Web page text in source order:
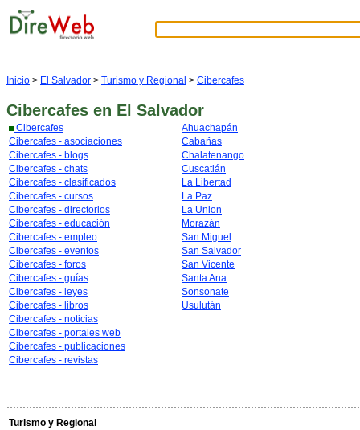
Inicio > El Salvador > Turismo y Regional > Cibercafes
Cibercafes en El Salvador
Cibercafes
Cibercafes - asociaciones
Cibercafes - blogs
Cibercafes - chats
Cibercafes - clasificados
Cibercafes - cursos
Cibercafes - directorios
Cibercafes - educación
Cibercafes - empleo
Cibercafes - eventos
Cibercafes - foros
Cibercafes - guías
Cibercafes - leyes
Cibercafes - libros
Cibercafes - noticias
Cibercafes - portales web
Cibercafes - publicaciones
Cibercafes - revistas
Ahuachapán
Cabañas
Chalatenango
Cuscatlán
La Libertad
La Paz
La Union
Morazán
San Miguel
San Salvador
San Vicente
Santa Ana
Sonsonate
Usulután
Turismo y Regional